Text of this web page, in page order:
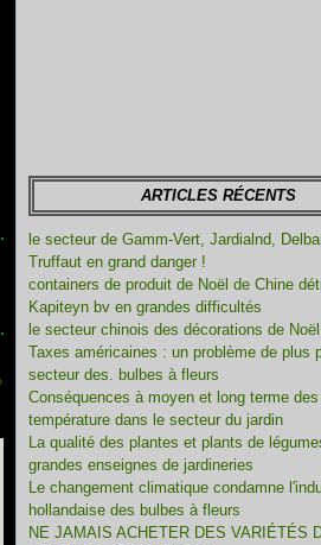
ARTICLES RÉCENTS
le secteur de Gamm-Vert, Jardialnd,
Truffaut en grand danger !
containers de produit de Noël de Chine
Kapiteyn bv en grandes difficultés
le secteur chinois des décorations de
Taxes américaines : un problème de plus
secteur des. bulbes à fleurs
Conséquences à moyen et long terme
température dans le secteur du jardin
La qualité des plantes et plants de
grandes enseignes de jardineries
Le changement climatique condamne
hollandaise des bulbes à fleurs
NE JAMAIS ACHETER DES VARIÉTÉS